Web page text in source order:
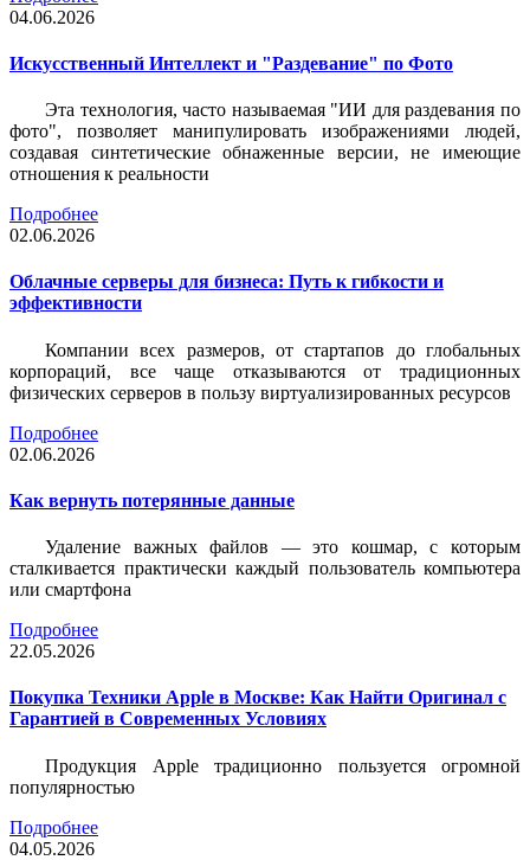
04.06.2026
Искусственный Интеллект и "Раздевание" по Фото
Эта технология, часто называемая "ИИ для раздевания по
фото", позволяет манипулировать изображениями людей,
создавая синтетические обнаженные версии, не имеющие
отношения к реальности
Подробнее
02.06.2026
Облачные серверы для бизнеса: Путь к гибкости и
эффективности
Компании всех размеров, от стартапов до глобальных
корпораций, все чаще отказываются от традиционных
физических серверов в пользу виртуализированных ресурсов
Подробнее
02.06.2026
Как вернуть потерянные данные
Удаление важных файлов — это кошмар, с которым
сталкивается практически каждый пользователь компьютера
или смартфона
Подробнее
22.05.2026
Покупка Техники Apple в Москве: Как Найти Оригинал с
Гарантией в Современных Условиях
Продукция Apple традиционно пользуется огромной
популярностью
Подробнее
04.05.2026